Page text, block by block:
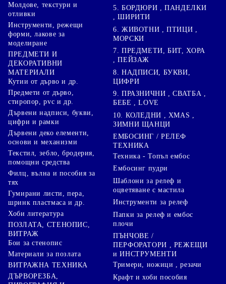
Молдове, текстури и
отливки
Инструменти, режещи
форми, лакове за
моделиране
ПРЕДМЕТИ И
ДЕКОРАТИВНИ
МАТЕРИАЛИ
Кутии от дърво и др.
Предмети от дърво,
стиропор, pvc и др.
Дървени надписи, букви,
цифри и рамки
Дървени деко елементи,
основи и механизми
Текстил, зебло, бродерия,
помощни средства
Филц, вълна и пособия за
тях
Гумирани листи, пера,
шринк пластмаса и др.
Хоби литература
ПОЗЛАТА, СТЕНОПИС,
ВИТРАЖ
Бои за стенопис
Материали за позлата
ВИТРАЖНА ТЕХНИКА
ДЪРВОРЕЗБА,
5. БОРДЮРИ , ПАНДЕЛКИ
, ШИРИТИ
6. ЖИВОТНИ , ПТИЦИ ,
МОРСКИ
7. ПРЕДМЕТИ, БИТ, ХОРА
, ПЕЙЗАЖ
8. НАДПИСИ, БУКВИ,
ЦИФРИ
9. ПРАЗНИЧНИ , СВАТБА ,
БЕБЕ , LOVE
10. КОЛЕДНИ , XMAS ,
ЗИМНИ ЩАНЦИ
ЕМБОСИНГ / РЕЛЕФ
ТЕХНИКА
Техника - Топъл ембос
Ембосинг пудри
Шаблони за релеф и
оцветяване с мастила
Инструменти за релеф
Папки за релеф и ембос
плочи
ПЪНЧОВЕ /
ПЕРФОРАТОРИ , РЕЖЕЩИ
и ИНСТРУМЕНТИ
Тримери, ножици , резачи
Крафт и хоби пособия